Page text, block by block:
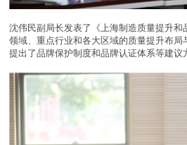
沈伟民副局长发表了《上海制造质量提升和
领域、重点行业和各大区域的质量提升布
提出了品牌保护制度和品牌认证体系等建议